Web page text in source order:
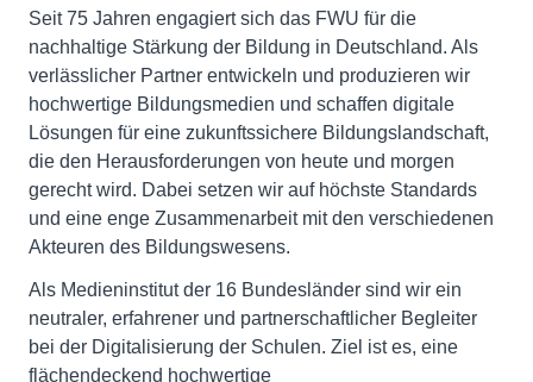
Seit 75 Jahren engagiert sich das FWU für die
nachhaltige Stärkung der Bildung in Deutschland. Als
verlässlicher Partner entwickeln und produzieren wir
hochwertige Bildungsmedien und schaffen digitale
Lösungen für eine zukunftssichere Bildungslandschaft,
die den Herausforderungen von heute und morgen
gerecht wird. Dabei setzen wir auf höchste Standards
und eine enge Zusammenarbeit mit den verschiedenen
Akteuren des Bildungswesens.
Als Medieninstitut der 16 Bundesländer sind wir ein
neutraler, erfahrener und partnerschaftlicher Begleiter
bei der Digitalisierung der Schulen. Ziel ist es, eine
flächendeckend hochwertige